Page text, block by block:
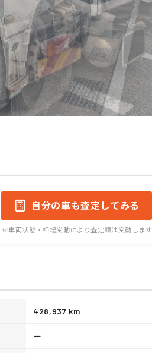
自分の車も査定してみる
※車両状態・相場変動により査定額は変動します
428,937 km
ー